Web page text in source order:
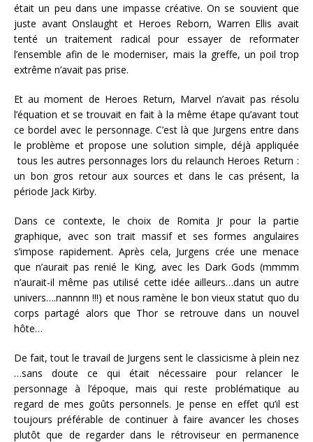
était un peu dans une impasse créative. On se souvient que
juste avant Onslaught et Heroes Reborn, Warren Ellis avait
tenté un traitement radical pour essayer de reformater
l’ensemble afin de le moderniser, mais la greffe, un poil trop
extrême n’avait pas prise.
Et au moment de Heroes Return, Marvel n’avait pas résolu
l’équation et se trouvait en fait à la même étape qu’avant tout
ce bordel avec le personnage. C’est là que Jurgens entre dans
le problème et propose une solution simple, déjà appliquée
tous les autres personnages lors du relaunch Heroes Return :
un bon gros retour aux sources et dans le cas présent, la
période Jack Kirby.
Dans ce contexte, le choix de Romita Jr pour la partie
graphique, avec son trait massif et ses formes angulaires
s’impose rapidement. Après cela, Jurgens crée une menace
que n’aurait pas renié le King, avec les Dark Gods (mmmm
n’aurait-il même pas utilisé cette idée ailleurs…dans un autre
univers….nannnn !!!) et nous ramène le bon vieux statut quo du
corps partagé alors que Thor se retrouve dans un nouvel
hôte…
De fait, tout le travail de Jurgens sent le classicisme à plein nez
…sans doute ce qui était nécessaire pour relancer le
personnage à l’époque, mais qui reste problématique au
regard de mes goûts personnels. Je pense en effet qu’il est
toujours préférable de continuer à faire avancer les choses
plutôt que de regarder dans le rétroviseur en permanence